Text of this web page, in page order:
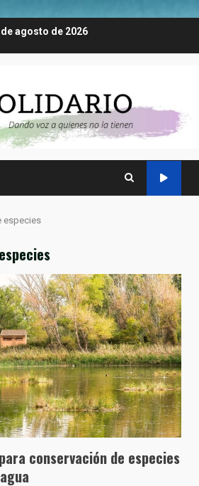
de agosto de 2026
especies
conservación de especies